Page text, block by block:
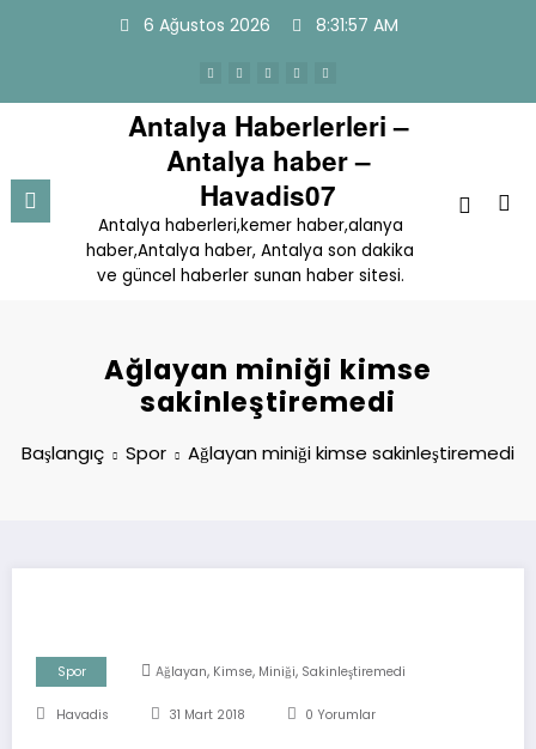
6 Ağustos 2026 8:31:57 AM
Antalya Haberlerleri –
Antalya haber –
Havadis07
Antalya haberleri,kemer haber,alanya
haber,Antalya haber, Antalya son dakika
ve güncel haberler sunan haber sitesi.
Ağlayan miniği kimse
sakinleştiremedi
Başlangıç Spor Ağlayan miniği kimse sakinleştiremedi
Spor Ağlayan, Kimse, Miniği, Sakinleştiremedi
Havadis 31 Mart 2018 0 Yorumlar